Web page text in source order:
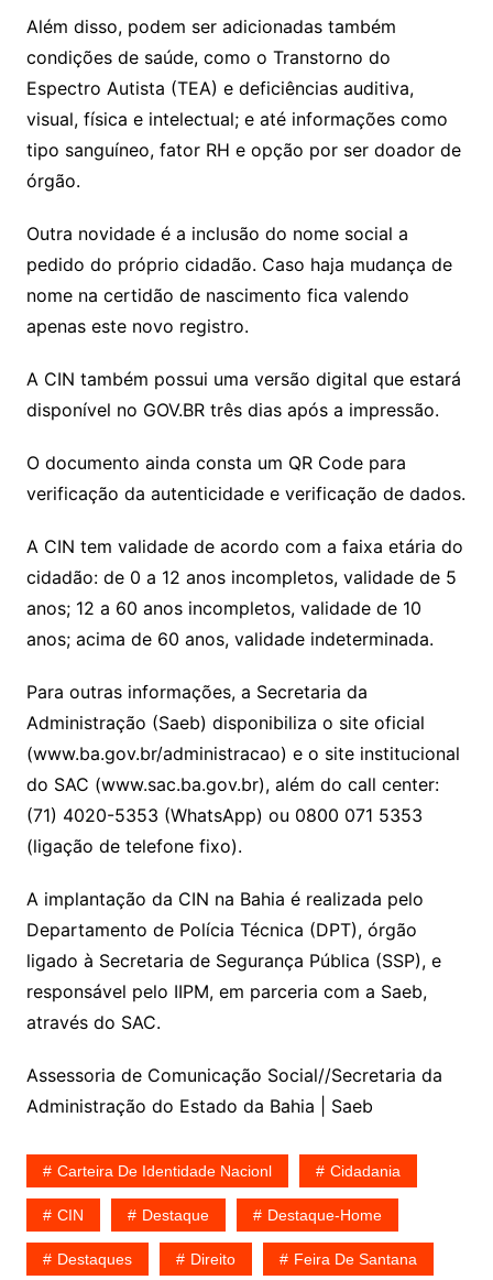
Além disso, podem ser adicionadas também
condições de saúde, como o Transtorno do
Espectro Autista (TEA) e deficiências auditiva,
visual, física e intelectual; e até informações como
tipo sanguíneo, fator RH e opção por ser doador de
órgão.
Outra novidade é a inclusão do nome social a
pedido do próprio cidadão. Caso haja mudança de
nome na certidão de nascimento fica valendo
apenas este novo registro.
A CIN também possui uma versão digital que estará
disponível no GOV.BR três dias após a impressão.
O documento ainda consta um QR Code para
verificação da autenticidade e verificação de dados.
A CIN tem validade de acordo com a faixa etária do
cidadão: de 0 a 12 anos incompletos, validade de 5
anos; 12 a 60 anos incompletos, validade de 10
anos; acima de 60 anos, validade indeterminada.
Para outras informações, a Secretaria da
Administração (Saeb) disponibiliza o site oficial
(www.ba.gov.br/administracao) e o site institucional
do SAC (www.sac.ba.gov.br), além do call center:
(71) 4020-5353 (WhatsApp) ou 0800 071 5353
(ligação de telefone fixo).
A implantação da CIN na Bahia é realizada pelo
Departamento de Polícia Técnica (DPT), órgão
ligado à Secretaria de Segurança Pública (SSP), e
responsável pelo IIPM, em parceria com a Saeb,
através do SAC.
Assessoria de Comunicação Social//Secretaria da
Administração do Estado da Bahia | Saeb
Carteira De Identidade Nacionl Cidadania
CIN Destaque Destaque-Home
Destaques Direito Feira De Santana